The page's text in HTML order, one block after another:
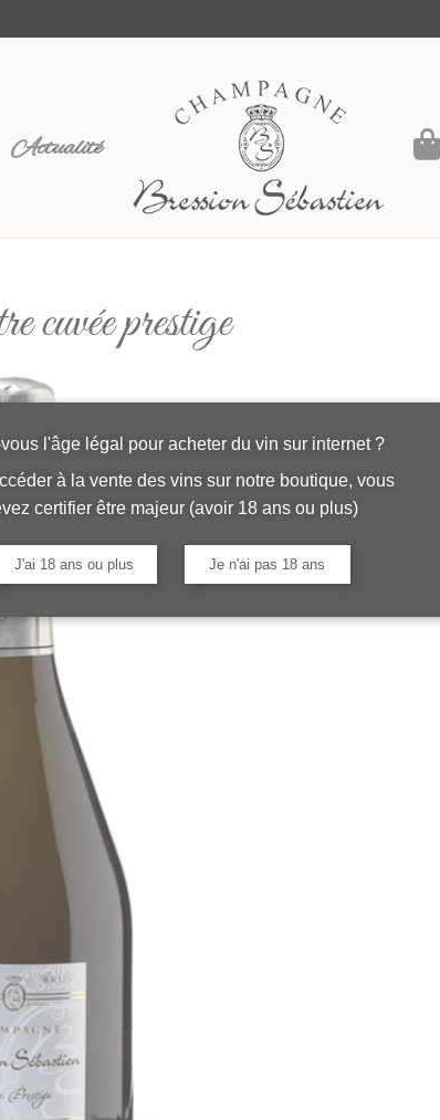
Actualité
cuvée prestige
l'âge légal pour acheter du vin sur internet ?
à la vente des vins sur notre boutique, vous
certifier être majeur (avoir 18 ans ou plus)
J'ai 18 ans ou plus Je n'ai pas 18 ans